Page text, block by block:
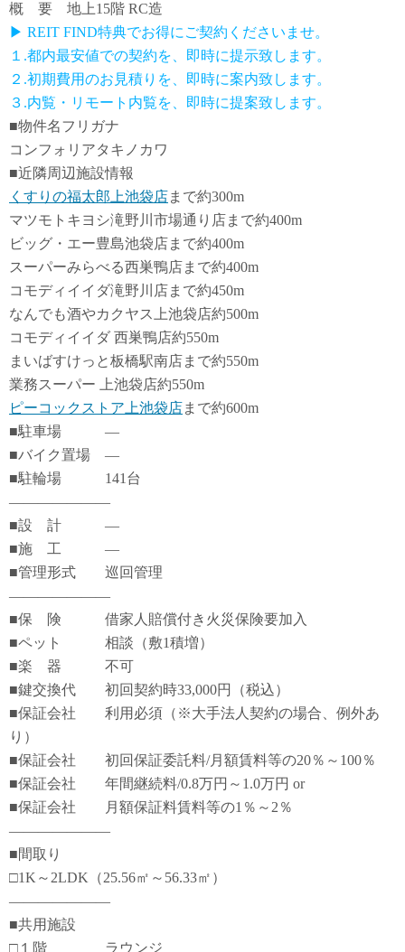
概 要 地上15階 RC造
▶ REIT FIND特典でお得にご契約くださいませ。
１.都内最安値での契約を、即時に提示致します。
２.初期費用のお見積りを、即時に案内致します。
３.内覧・リモート内覧を、即時に提案致します。
■物件名フリガナ
コンフォリアタキノカワ
■近隣周辺施設情報
くすりの福太郎上池袋店まで約300m
マツモトキヨシ滝野川市場通り店まで約400m
ビッグ・エー豊島池袋店まで約400m
スーパーみらべる西巣鴨店まで約400m
コモディイイダ滝野川店まで約450m
なんでも酒やカクヤス上池袋店約500m
コモディイイダ 西巣鴨店約550m
まいばすけっと板橋駅南店まで約550m
業務スーパー 上池袋店約550m
ピーコックストア上池袋店まで約600m
■駐車場 ―
■バイク置場 ―
■駐輪場 141台
―――――――
■設 計 ―
■施 工 ―
■管理形式 巡回管理
―――――――
■保 険 借家人賠償付き火災保険要加入
■ペット 相談（敷1積増）
■楽 器 不可
■鍵交換代 初回契約時33,000円（税込）
■保証会社 利用必須（※大手法人契約の場合、例外あ
り）
■保証会社 初回保証委託料/月額賃料等の20％～100％
■保証会社 年間継続料/0.8万円～1.0万円 or
■保証会社 月額保証料賃料等の1％～2％
―――――――
■間取り
□1K～2LDK（25.56㎡～56.33㎡）
―――――――
■共用施設
□１階 ラウンジ